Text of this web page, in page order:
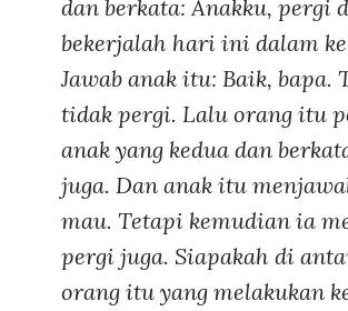
dan berkata: Anakku, pergi
bekerjalah hari ini dalam
Jawab anak itu: Baik, bapa.
tidak pergi. Lalu orang itu
anak yang kedua dan
juga. Dan anak itu
mau. Tetapi kemudian ia
pergi juga. Siapakah di
orang itu yang melakukan